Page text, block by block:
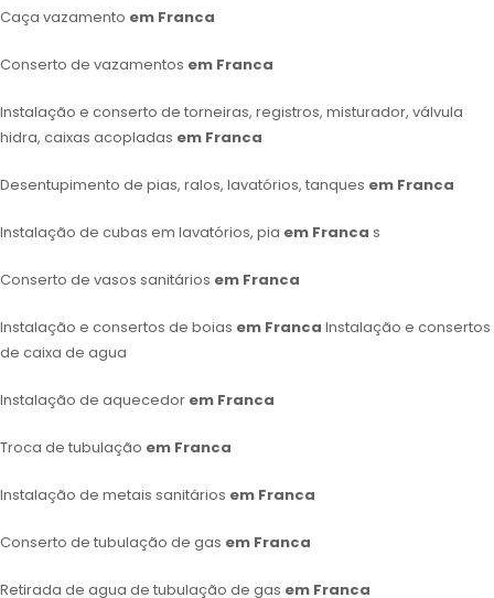
Caça vazamento em Franca
Conserto de vazamentos em Franca
Instalação e conserto de torneiras, registros, misturador, válvula
hidra, caixas acopladas em Franca
Desentupimento de pias, ralos, lavatórios, tanques em Franca
Instalação de cubas em lavatórios, pia em Franca s
Conserto de vasos sanitários em Franca
Instalação e consertos de boias em Franca Instalação e consertos
de caixa de agua
Instalação de aquecedor em Franca
Troca de tubulação em Franca
Instalação de metais sanitários em Franca
Conserto de tubulação de gas em Franca
Retirada de agua de tubulação de gas em Franca